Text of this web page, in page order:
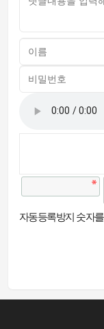
자동등록방지 숫자